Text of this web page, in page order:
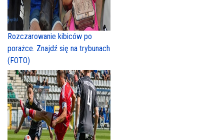
Rozczarowanie kibiców po
porażce. Znajdź się na trybunach
(FOTO)